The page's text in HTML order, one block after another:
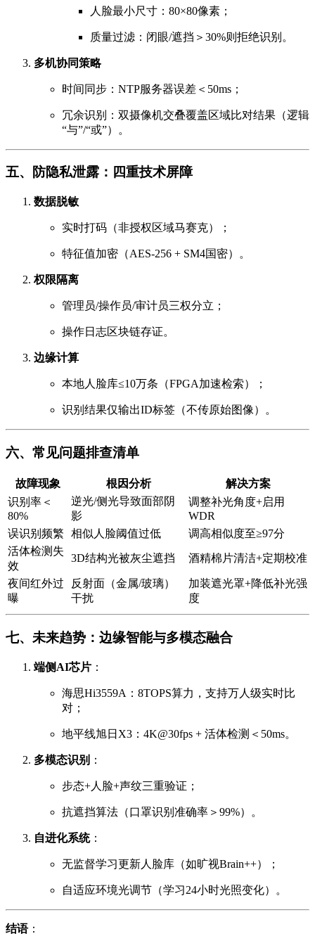
人脸最小尺寸：80×80像素；
质量过滤：闭眼/遮挡＞30%则拒绝识别。
多机协同策略
时间同步：NTP服务器误差＜50ms；
冗余识别：双摄像机交叠覆盖区域比对结果（逻辑
“与”/“或”）。
五、防隐私泄露：四重技术屏障
数据脱敏
实时打码（非授权区域马赛克）；
特征值加密（AES-256 + SM4国密）。
权限隔离
管理员/操作员/审计员三权分立；
操作日志区块链存证。
边缘计算
本地人脸库≤10万条（FPGA加速检索）；
识别结果仅输出ID标签（不传原始图像）。
六、常见问题排查清单
故障现象 根因分析
解决方案
识别率＜
80%
逆光/侧光导致面部阴
影
调整补光角度+启用
WDR
误识别频繁
相似人脸阈值过低
调高相似度至≥97分
活体检测失
效
3D结构光被灰尘遮挡 酒精棉片清洁+定期校准
夜间红外过
曝
反射面（金属/玻璃）
干扰
加装遮光罩+降低补光强
度
七、未来趋势：边缘智能与多模态融合
端侧AI芯片 ：
海思Hi3559A：8TOPS算力，支持万人级实时比
对；
地平线旭日X3：4K@30fps + 活体检测＜50ms。
多模态识别 ：
步态+人脸+声纹三重验证；
抗遮挡算法（口罩识别准确率＞99%）。
自进化系统：
无监督学习更新人脸库（如旷视Brain++）；
自适应环境光调节（学习24小时光照变化）。
结语：